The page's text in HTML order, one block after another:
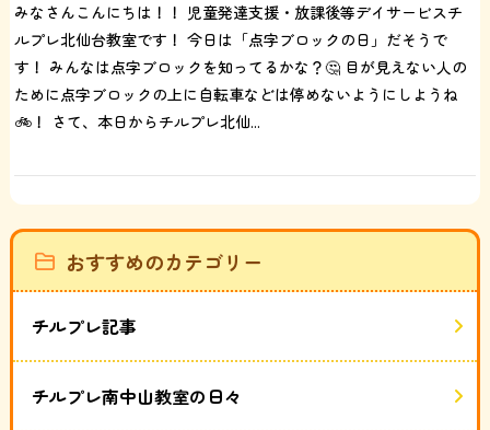
みなさんこんにちは！！ 児童発達支援・放課後等デイサービスチ
ルプレ北仙台教室です！ 今日は「点字ブロックの日」だそうで
す！ みんなは点字ブロックを知ってるかな？🤔 目が見えない人の
ために点字ブロックの上に自転車などは停めないようにしようね
🚲！ さて、本日からチルプレ北仙...
おすすめのカテゴリー
チルプレ記事
チルプレ南中山教室の日々